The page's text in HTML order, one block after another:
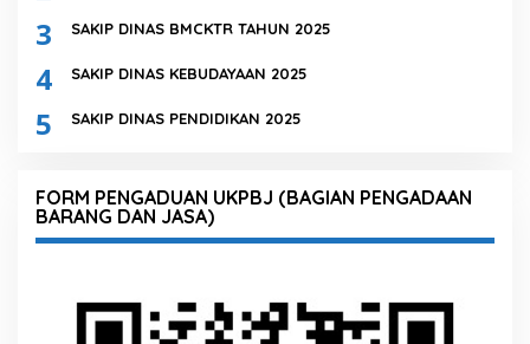
3 SAKIP DINAS BMCKTR TAHUN 2025
4 SAKIP DINAS KEBUDAYAAN 2025
5 SAKIP DINAS PENDIDIKAN 2025
FORM PENGADUAN UKPBJ (BAGIAN PENGADAAN
BARANG DAN JASA)